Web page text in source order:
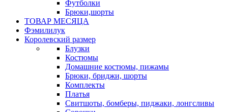
Футболки
Брюки,шорты
ТОВАР МЕСЯЦА
Фэмилилук
Королевский размер
Блузки
Костюмы
Домашние костюмы, пижамы
Брюки, бриджи, шорты
Комплекты
Платья
Свитшоты, бомберы, пиджаки, лонгсливы